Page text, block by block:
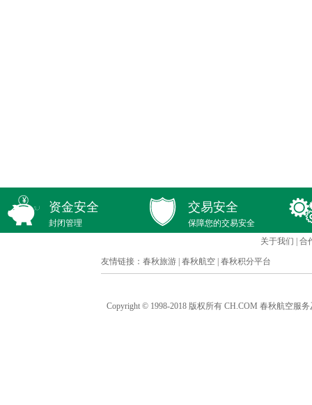
资金安全
封闭管理
交易安全
保障您的交易安全
关于我们
合
友情链接： 春秋旅游 春秋航空 春秋积分平台
Copyright © 1998-2018 版权所有 CH.COM 春秋航空服